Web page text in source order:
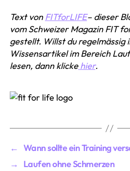
Text vonFITforLIFE– dieser
vom Schweizer Magazin FIT
gestellt. Willst du
Wissensartikel im Bereich
lesen, dann klickehier.
← Wann sollte ein Training
→
Laufen ohne Schmerzen